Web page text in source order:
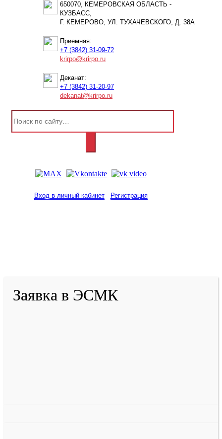
650070, КЕМЕРОВСКАЯ ОБЛАСТЬ -
КУЗБАСС,
Г. КЕМЕРОВО, УЛ. ТУХАЧЕВСКОГО, Д. 38А
Приемная:
+7 (3842) 31-09-72
krirpo@krirpo.ru
Деканат:
+7 (3842) 31-20-97
dekanat@krirpo.ru
Вход в личный кабинет Регистрация
Заявка в ЭСМК